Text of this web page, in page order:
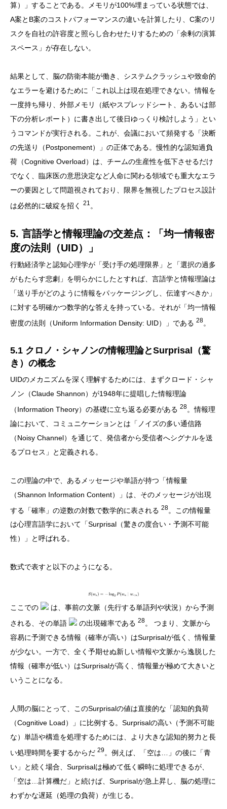
算）」することである。メモリが100%埋まっている状態では、
A案とB案のコストパフォーマンスの違いを計算したり、C案のリ
スクを自社の許容度と照らし合わせたりするための「余剰の演算
スペース」が存在しない。
結果として、脳の防衛本能が働き、システムクラッシュや致命的
なエラーを避けるために「これ以上は現在処理できない。情報を
一度持ち帰り、外部メモリ（紙やスプレッドシート、あるいは部
下の分析レポート）に書き出して後日ゆっくり検討しよう」とい
うコマンドが実行される。これが、会議において頻発する「決断
の先送り（Postponement）」の正体である。慢性的な認知過負
荷（Cognitive Overload）は、チームの生産性を低下させるだけ
でなく、臨床医の意思決定など人命に関わる領域でも重大なエラ
ーの要因として問題視されており、限界を無視したプロセス設計
は必然的に破綻を招く
21 。
5. 言語学と情報理論の交差点：「均一情報密
度の法則（UID）」
行動経済学と認知心理学が「受け手の処理限界」と「選択の過多
がもたらす悲劇」を明らかにしたとすれば、言語学と情報理論は
「送り手がどのように情報をパッケージングし、伝達すべきか」
に対する明確かつ数学的な答えを持っている。それが「均一情報
密度の法則（Uniform Information Density: UID）」である 28。
5.1 クロノ・シャノンの情報理論とSurprisal（驚
き）の概念
UIDのメカニズムを深く理解するためには、まずクロード・シャ
ノン（Claude Shannon）が1948年に提唱した情報理論
（Information Theory）の基礎に立ち返る必要がある 28。情報理
論において、コミュニケーションとは「ノイズの多い通信路
（Noisy Channel）を通じて、発信者から受信者へシグナルを送
るプロセス」と定義される。
この理論の中で、あるメッセージや単語が持つ「情報量
（Shannon Information Content）」は、そのメッセージが出現
する「確率」の逆数の対数で数学的に表される 28。この情報量
は心理言語学において「Surprisal（驚きの度合い・予測不可能
性）」と呼ばれる。
数式で表すと以下のようになる。
ここでの
は、事前の文脈（先行する単語列や状況）から予測
される、その単語
の出現確率である 28。 つまり、文脈から
容易に予測できる情報（確率が高い）はSurprisalが低く、情報量
が少ない。一方で、全く予期せぬ新しい情報や文脈から逸脱した
情報（確率が低い）はSurprisalが高く、情報量が極めて大きいと
いうことになる。
人間の脳にとって、このSurprisalの値は直接的な「認知的負荷
（Cognitive Load）」に比例する。Surprisalの高い（予測不可能
な）単語や構造を処理するためには、より大きな認知的努力と長
い処理時間を要するからだ 29。例えば、「空は…」の後に「青
い」と続く場合、Surprisalは極めて低く瞬時に処理できるが、
「空は…計算機だ」と続けば、Surprisalが急上昇し、脳の処理に
わずかな遅延（処理の負荷）が生じる。